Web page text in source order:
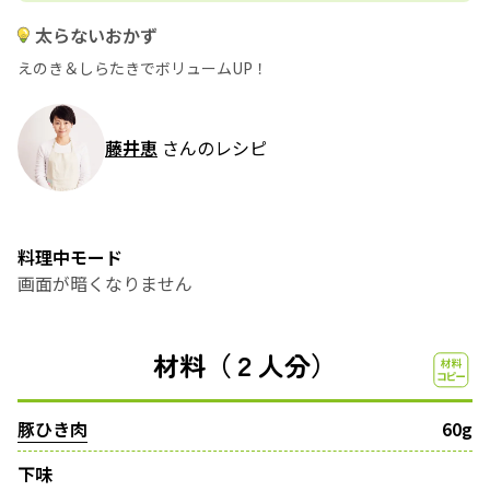
太らないおかず
えのき＆しらたきでボリュームUP！
藤井恵 さんのレシピ
料理中モード
画面が暗くなりません
材料（２人分）
豚ひき肉
60g
下味